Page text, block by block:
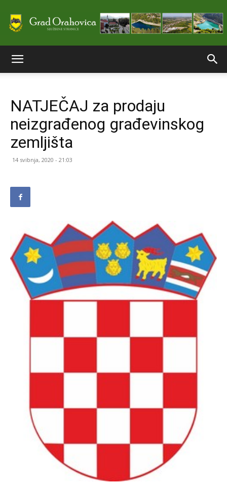
stranice
NATJEČAJ za prodaju
neizgrađenog građevinskog
zemljišta
14 svibnja, 2020 - 21:03